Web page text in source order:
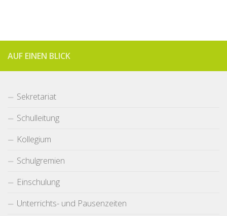
AUF EINEN BLICK
Sekretariat
Schulleitung
Kollegium
Schulgremien
Einschulung
Unterrichts- und Pausenzeiten